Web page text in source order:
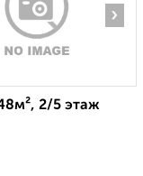
›
2/5 этаж